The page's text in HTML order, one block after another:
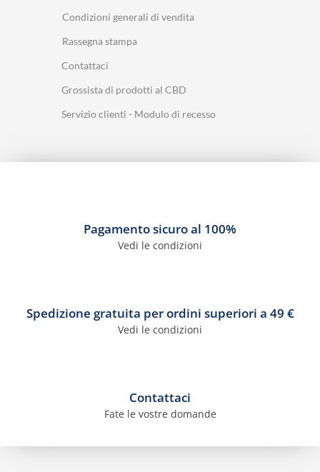
Condizioni generali di vendita
Rassegna stampa
Contattaci
Grossista di prodotti al CBD
Servizio clienti - Modulo di recesso
Pagamento sicuro al 100%
Vedi le condizioni
Spedizione gratuita per ordini superiori a 49 €
Vedi le condizioni
Contattaci
Fate le vostre domande